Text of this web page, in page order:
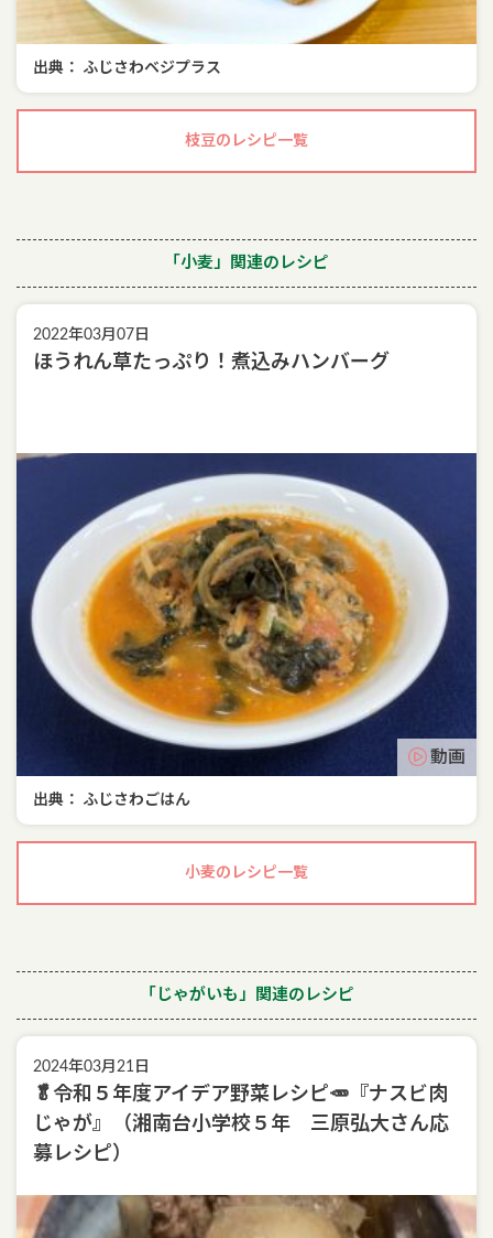
出典： ふじさわベジプラス
枝豆のレシピ一覧
「小麦」関連のレシピ
2022年03月07日
ほうれん草たっぷり！煮込みハンバーグ
動画
出典： ふじさわごはん
小麦のレシピ一覧
「じゃがいも」関連のレシピ
2024年03月21日
🥬令和５年度アイデア野菜レシピ🥕『ナスビ肉
じゃが』（湘南台小学校５年 三原弘大さん応
募レシピ）